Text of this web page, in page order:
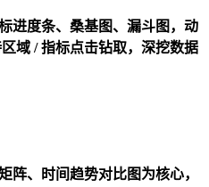
进度条、 桑基图、 漏斗图 ，动
区域 / 指标点击钻取，深挖数据
阵、 时间趋势对比图为核心，